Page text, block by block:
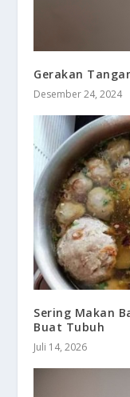
Gerakan
Desember 24, 2024
Sering Makan
Buat Tubuh
Juli 14, 2026